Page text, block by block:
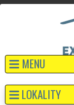
MENU
LOKALITY